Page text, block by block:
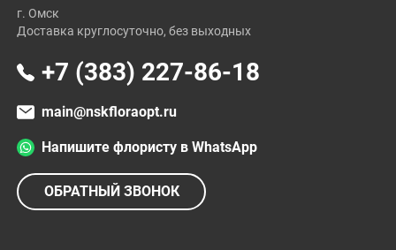
г. Омск
Доставка круглосуточно, без выходных
+7 (383) 227-86-18
main@nskfloraopt.ru
Напишите флористу в WhatsApp
ОБРАТНЫЙ ЗВОНОК